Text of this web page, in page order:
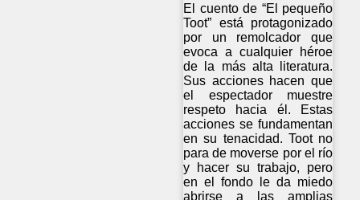
El cuento de “El pequeño
Toot” está protagonizado
por un remolcador que
evoca a cualquier héroe
de la más alta literatura.
Sus acciones hacen que
el espectador muestre
respeto hacia él. Estas
acciones se fundamentan
en su tenacidad. Toot no
para de moverse por el río
y hacer su trabajo, pero
en el fondo le da miedo
abrirse a las amplias